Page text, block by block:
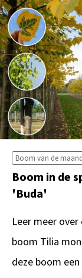
Boom van de maand
Boom in de
'Buda'
Leer meer
boom Tilia
deze boom